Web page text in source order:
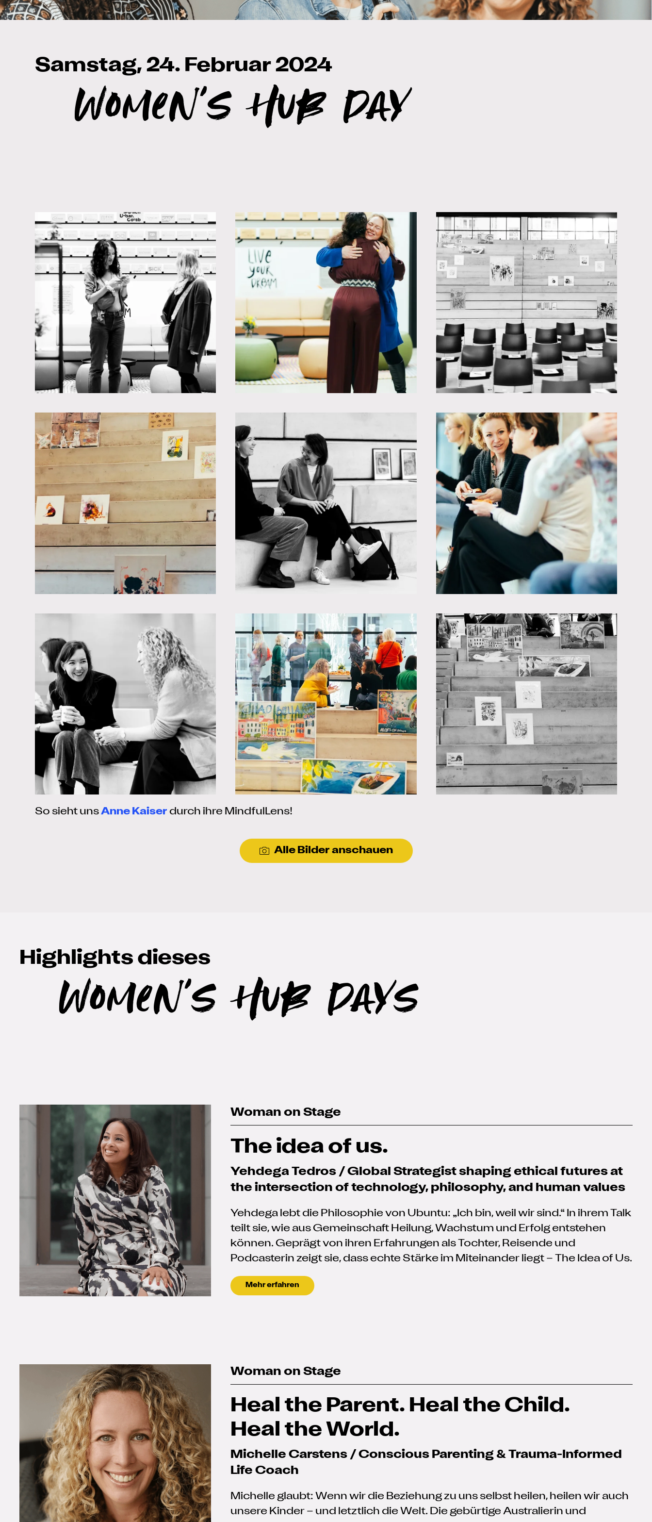
Samstag, 24. Februar 2024
Women's Hub Day
So sieht uns Anne Kaiser durch ihre MindfulLens!
Alle Bilder anschauen
Highlights dieses
Women's Hub Days
Woman on Stage
The idea of us.
Yehdega Tedros / Global Strategist shaping ethical futures at
the intersection of technology, philosophy, and human values
Yehdega lebt die Philosophie von Ubuntu: „Ich bin, weil wir sind.“ In ihrem Talk
teilt sie, wie aus Gemeinschaft Heilung, Wachstum und Erfolg entstehen
können. Geprägt von ihren Erfahrungen als Tochter, Reisende und
Podcasterin zeigt sie, dass echte Stärke im Miteinander liegt – The Idea of Us.
Mehr erfahren
Woman on Stage
Heal the Parent. Heal the Child.
Heal the World.
Michelle Carstens / Conscious Parenting & Trauma-Informed
Life Coach
Michelle glaubt: Wenn wir die Beziehung zu uns selbst heilen, heilen wir auch
unsere Kinder – und letztlich die Welt. Die gebürtige Australierin und